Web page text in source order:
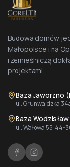
Budowa domów
Małopolsce i na
rzemieślniczą
projektami.
Baza Jaworzno
ul. Grunwaldzka
Baza Wodzisław
ul. Wałowa 55, 44-